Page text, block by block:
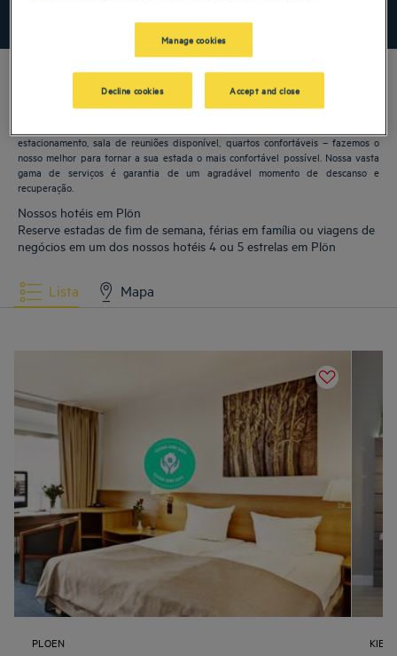
estacionamento, sala de reuniões disponível, quartos confortáveis – fazemos o
nosso melhor para tornar a sua estada o mais confortável possível. Nossa vasta
gama de serviços é garantia de um agradável momento de descanso e
recuperação.
Nossos hotéis em Plön
Reserve estadas de fim de semana, férias em família ou viagens de
negócios em um dos nossos hotéis 4 ou 5 estrelas em Plön
Lista Mapa
PLOEN
KIEL
Manage cookies
Decline cookies Accept and close